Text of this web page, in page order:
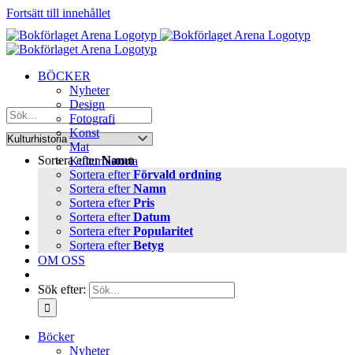
Fortsätt till innehållet
BÖCKER
Nyheter
Design
Fotografi
Konst
Mat
Kulturhistoria
Resa
Skrivböcker
Trädgård
FÖRFATTARE
PRESSINFO
AKTUELLT
OM OSS
Sök efter:
Böcker
Nyheter
Sortera efterNamn
Sortera efterFörvald ordning
Sortera efterNamn
Sortera efterPris
Sortera efterDatum
Sortera efterPopularitet
Sortera efterBetyg